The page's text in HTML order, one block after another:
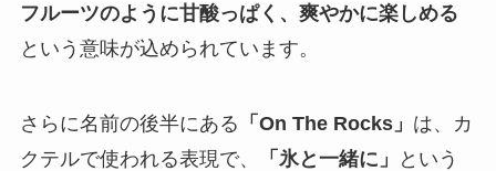
フルーツのように甘酸っぱく、爽やかに楽しめる
という意味が込められています。
さらに名前の後半にある 「On The Rocks」 は、カ
クテルで使われる表現で、
「氷と一緒に」
という